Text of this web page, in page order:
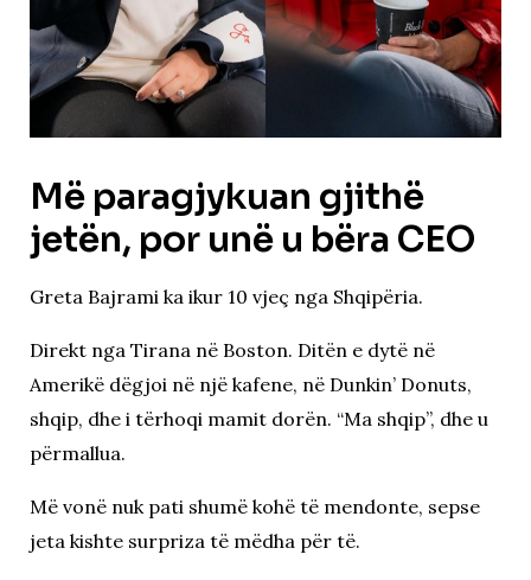
Më paragjykuan gjithë
jetën, por unë u bëra CEO
Greta Bajrami ka ikur 10 vjeç nga Shqipëria.
Direkt nga Tirana në Boston. Ditën e dytë në
Amerikë dëgjoi në një kafene, në Dunkin’ Donuts,
shqip, dhe i tërhoqi mamit dorën. “Ma shqip”, dhe u
përmallua.
Më vonë nuk pati shumë kohë të mendonte, sepse
jeta kishte surpriza të mëdha për të.